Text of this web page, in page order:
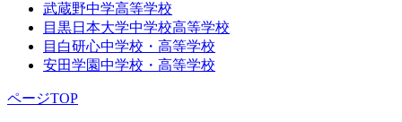
武蔵野中学高等学校
目黒日本大学中学校高等学校
目白研心中学校・高等学校
安田学園中学校・高等学校
ページTOP